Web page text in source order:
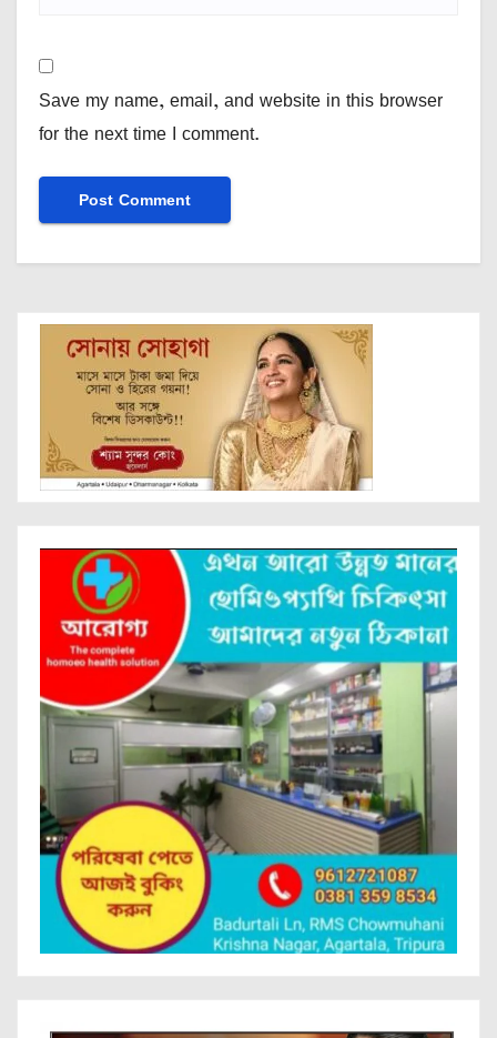
Save my name, email, and website in this browser
for the next time I comment.